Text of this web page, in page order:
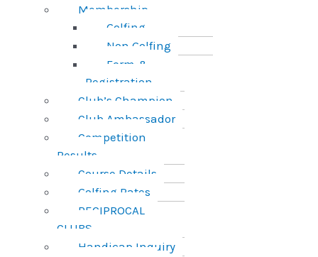
Membership
Golfing
Non Golfing
Form &
Registration
Club’s Champion
Club Ambassador
Competition
Results
Course Details
Golfing Rates
RECIPROCAL
CLUBS
Handicap Inquiry